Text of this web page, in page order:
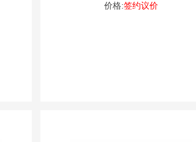
价格:签约议价